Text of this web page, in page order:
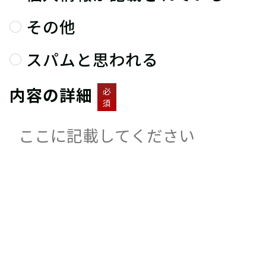
その他
スパムと思われる
内容の詳細
必
須